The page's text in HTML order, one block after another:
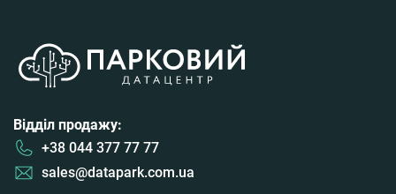
Відділ продажу:
+38 044 377 77 77
sales@datapark.com.ua